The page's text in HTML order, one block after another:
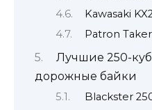
Kawasaki
Patron
Лучшие 250-
дорожные байки
Blackster